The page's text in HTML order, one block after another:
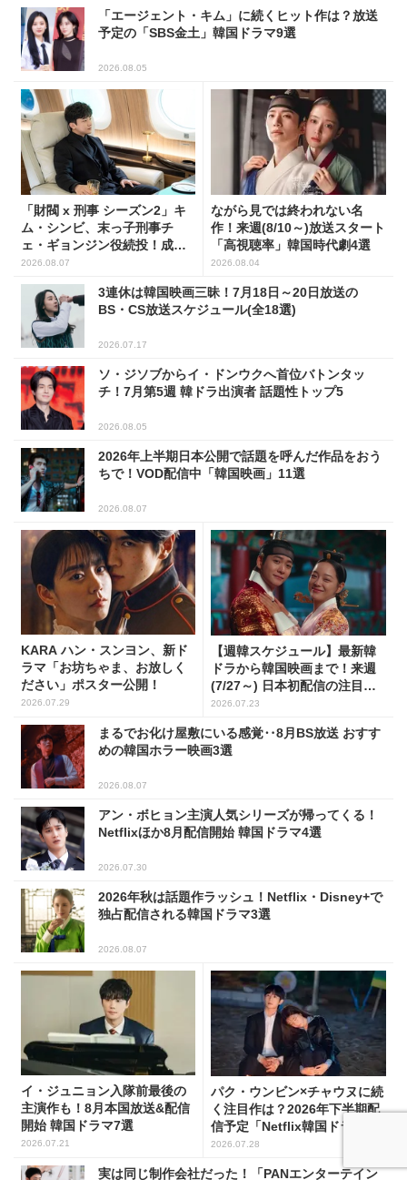
「エージェント・キム」に続くヒット作は？放送
予定の「SBS金土」韓国ドラマ9選
2026.08.05
「財閥 x 刑事 シーズン2」キ
ム・シンビ、末っ子刑事チ
ェ・ギョンジン役続投！成長
した姿に注目
2026.08.07
ながら見では終われない名
作！来週(8/10～)放送スタート
「高視聴率」韓国時代劇4選
2026.08.04
3連休は韓国映画三昧！7月18日～20日放送の
BS・CS放送スケジュール(全18選)
2026.07.17
ソ・ジソブからイ・ドンウクへ首位バトンタッ
チ！7月第5週 韓ドラ出演者 話題性トップ5
2026.08.05
2026年上半期日本公開で話題を呼んだ作品をおう
ちで！VOD配信中「韓国映画」11選
2026.08.07
KARA ハン・スンヨン、新ド
ラマ「お坊ちゃま、お放しく
ださい」ポスター公開！
2026.07.29
【週韓スケジュール】最新韓
ドラから韓国映画まで！来週
(7/27～) 日本初配信の注目作3
選
2026.07.23
まるでお化け屋敷にいる感覚‥8月BS放送 おすす
めの韓国ホラー映画3選
2026.08.07
アン・ボヒョン主演人気シリーズが帰ってくる！
Netflixほか8月配信開始 韓国ドラマ4選
2026.07.30
2026年秋は話題作ラッシュ！Netflix・Disney+で
独占配信される韓国ドラマ3選
2026.08.07
イ・ジュニョン入隊前最後の
主演作も！8月本国放送&配信
開始 韓国ドラマ7選
2026.07.21
パク・ウンビン×チャウヌに続
く注目作は？2026年下半期配
信予定「Netflix韓国ドラマ」8
選
2026.07.28
実は同じ制作会社だった！「PANエンターテイン